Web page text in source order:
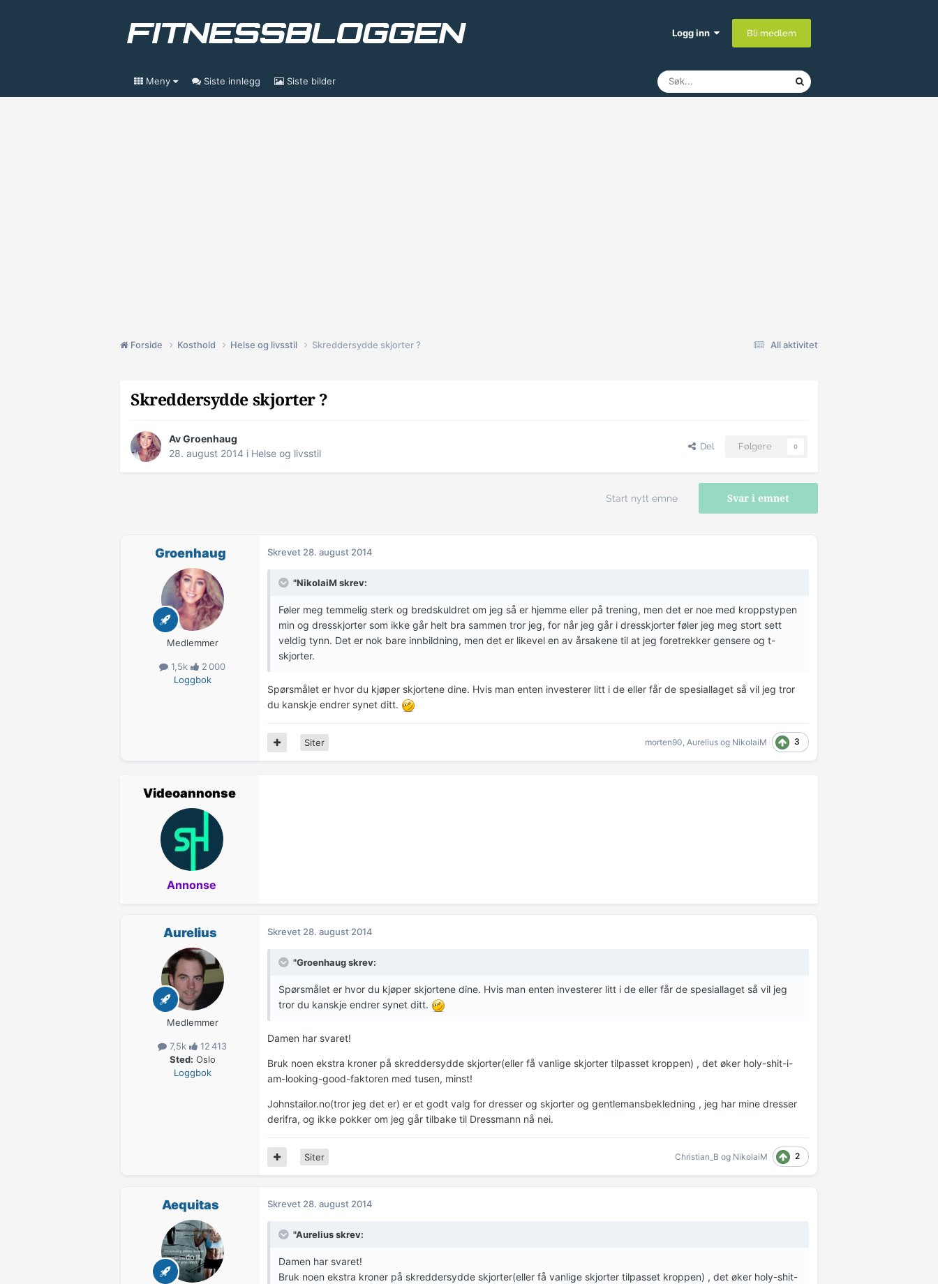
Logg inn Bli medlem
Meny Siste innlegg Siste bilder
All aktivitet
Forside Kosthold Helse og livsstil Skreddersydde skjorter ?
Skreddersydde skjorter ?
AvGroenhaug
28. august 2014 i Helse og livsstil
Del Følgere 0
Svar i emnet
Start nytt emne
Groenhaug
Medlemmer
1,5k
2 000
Loggbok
Skrevet 28. august 2014
"NikolaiM skrev:
Føler meg temmelig sterk og bredskuldret om jeg så er hjemme eller på trening, men det er noe med kroppstypen
min og dresskjorter som ikke går helt bra sammen tror jeg, for når jeg går i dresskjorter føler jeg meg stort sett
veldig tynn. Det er nok bare innbildning, men det er likevel en av årsakene til at jeg foretrekker gensere og t-
skjorter.
Spørsmålet er hvor du kjøper skjortene dine. Hvis man enten investerer litt i de eller får de spesiallaget så vil jeg tror
du kanskje endrer synet ditt.
morten90 Aurelius og NikolaiM 3
Siter
Videoannonse
Annonse
Aurelius
Medlemmer
7,5k
12 413
Sted: Oslo
Loggbok
Skrevet 28. august 2014
"Groenhaug skrev:
Spørsmålet er hvor du kjøper skjortene dine. Hvis man enten investerer litt i de eller får de spesiallaget så vil jeg
tror du kanskje endrer synet ditt.
Damen har svaret!
Bruk noen ekstra kroner på skreddersydde skjorter(eller få vanlige skjorter tilpasset kroppen) , det øker holy-shit-i-
am-looking-good-faktoren med tusen, minst!
Johnstailor.no(tror jeg det er) er et godt valg for dresser og skjorter og gentlemansbekledning , jeg har mine dresser
derifra, og ikke pokker om jeg går tilbake til Dressmann nå nei.
Christian_B og NikolaiM 2
Siter
Aequitas Skrevet 28. august 2014
"Aurelius skrev:
Damen har svaret!
Bruk noen ekstra kroner på skreddersydde skjorter(eller få vanlige skjorter tilpasset kroppen) , det øker holy-shit-